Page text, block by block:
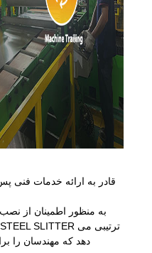
به منظور اطمینان از
دهد که مهندسان را